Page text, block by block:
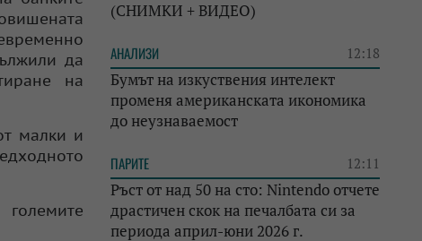
да
на
малки и
(СНИМКИ + ВИДЕО)
АНАЛИЗИ 12:18
Бумът на изкуствения интелект
променя американската икономика
до неузнаваемост
ПАРИТЕ 12:11
Ръст от над 50 на сто: Nintendo отчете
драстичен скок на печалбата си за
периода април-юни 2026 г.